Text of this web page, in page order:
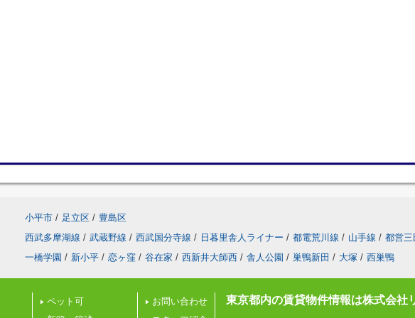
小平市 / 足立区 / 豊島区
西武多摩湖線 / 武蔵野線 / 西武国分寺線 / 日暮里舎人ライナー / 都電荒川線 / 山手線 / 都営三
一橋学園 / 新小平 / 恋ヶ窪 / 谷在家 / 西新井大師西 / 舎人公園 / 巣鴨新田 / 大塚 / 西巣鴨
ペット可
お問い合わせ
東京都内の賃貸物件情報は株式会社